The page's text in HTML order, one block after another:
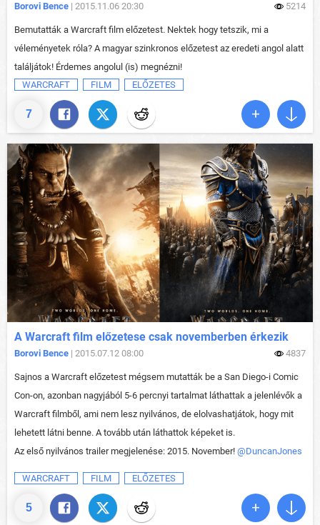
7
Borovi Bence | 2015.11.06 20:30 5214
Bemutatták a Warcraft film előzetest. Nektek hogy tetszik, mi a
véleményetek róla? A magyar szinkronos előzetest az eredeti angol alatt
találjátok! Érdemes angolul (is) megnézni!
WARCRAFT
FILM ELŐZETES
5
A Warcraft film előzetese csak novemberben érkezik
Borovi Bence | 2015.07.12 08:00 4837
Sajnos a Warcraft előzetest mégsem mutatták be a San Diego-i Comic
Con-on, azonban nagyjából 5-6 percnyi tartalmat láthattak a jelenlévők a
Warcraft filmből, ami nem lesz nyilvános, de elolvashatjátok, hogy mit
lehetett látni benne. A tovább után láthattok képeket is.
Az első nyilvános trailer megjelenése: 2015. November! @DuncanJones
WARCRAFT FILM ELŐZETES